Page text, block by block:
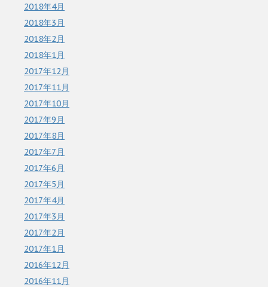
2018年4月
2018年3月
2018年2月
2018年1月
2017年12月
2017年11月
2017年10月
2017年9月
2017年8月
2017年7月
2017年6月
2017年5月
2017年4月
2017年3月
2017年2月
2017年1月
2016年12月
2016年11月